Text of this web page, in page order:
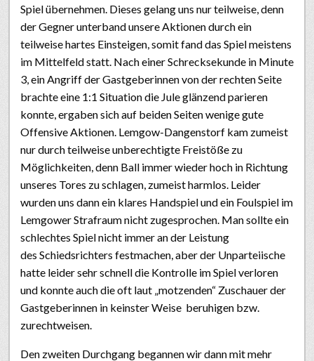
Spiel übernehmen. Dieses gelang uns nur teilweise, denn
der Gegner unterband unsere Aktionen durch ein
teilweise hartes Einsteigen, somit fand das Spiel meistens
im Mittelfeld statt. Nach einer Schrecksekunde in Minute
3, ein Angriff der Gastgeberinnen von der rechten Seite
brachte eine 1:1 Situation die Jule glänzend parieren
konnte, ergaben sich auf beiden Seiten wenige gute
Offensive Aktionen. Lemgow-Dangenstorf kam zumeist
nur durch teilweise unberechtigte Freistöße zu
Möglichkeiten, denn Ball immer wieder hoch in Richtung
unseres Tores zu schlagen, zumeist harmlos. Leider
wurden uns dann ein klares Handspiel und ein Foulspiel im
Lemgower Strafraum nicht zugesprochen. Man sollte ein
schlechtes Spiel nicht immer an der Leistung
des Schiedsrichters festmachen, aber der Unparteiische
hatte leider sehr schnell die Kontrolle im Spiel verloren
und konnte auch die oft laut „motzenden“ Zuschauer der
Gastgeberinnen in keinster Weise beruhigen bzw.
zurechtweisen.
Den zweiten Durchgang begannen wir dann mit mehr